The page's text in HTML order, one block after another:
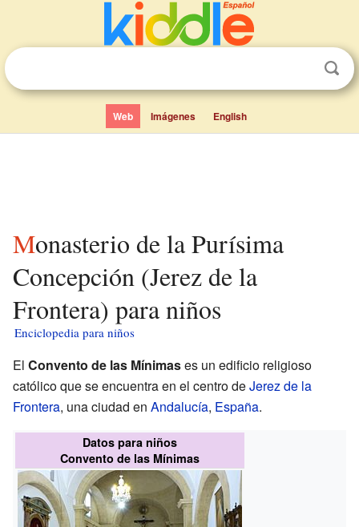
Web Imágenes English
Monasterio de la Purísima
Concepción (Jerez de la
Frontera) para niños
Enciclopedia para niños
El Convento de las Mínimases un edificio religioso
católico que se encuentra en el centro deJerez de la
Frontera, una ciudad en Andalucía, España.
Datos para niños
Convento de las Mínimas